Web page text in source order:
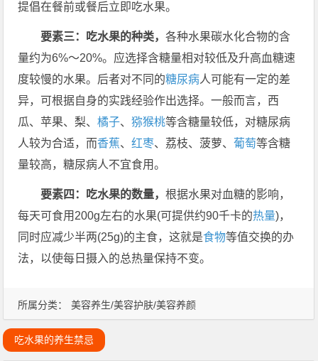
所属分类： 美容养生/美容护肤/美容养颜
提倡在餐前或餐后立即吃水果。
要素三：吃水果的种类，各种水果碳水化合物的含
量约为6%～20%。应选择含糖量相对较低及升高血糖速
度较慢的水果。后者对不同的糖尿病人可能有一定的差
异，可根据自身的实践经验作出选择。一般而言，西
瓜、苹果、梨、橘子、猕猴桃等含糖量较低，对糖尿病
人较为合适，而香蕉、红枣、荔枝、菠萝、葡萄等含糖
量较高，糖尿病人不宜食用。
要素四：吃水果的数量，根据水果对血糖的影响，
每天可食用200g左右的水果(可提供约90千卡的热量)，
同时应减少半两(25g)的主食，这就是食物等值交换的办
法，以使每日摄入的总热量保持不变。
吃水果的养生禁忌